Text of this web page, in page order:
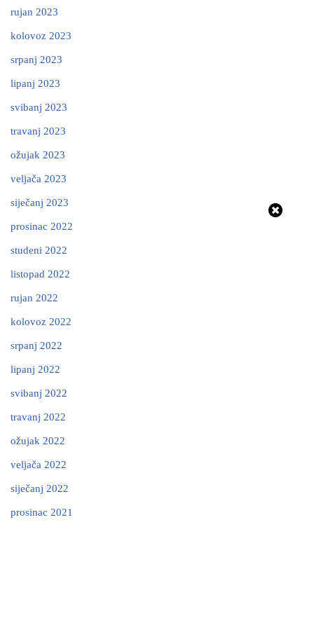
rujan 2023
kolovoz 2023
srpanj 2023
lipanj 2023
svibanj 2023
travanj 2023
ožujak 2023
veljača 2023
siječanj 2023
prosinac 2022
studeni 2022
listopad 2022
rujan 2022
kolovoz 2022
srpanj 2022
lipanj 2022
svibanj 2022
travanj 2022
ožujak 2022
veljača 2022
siječanj 2022
prosinac 2021